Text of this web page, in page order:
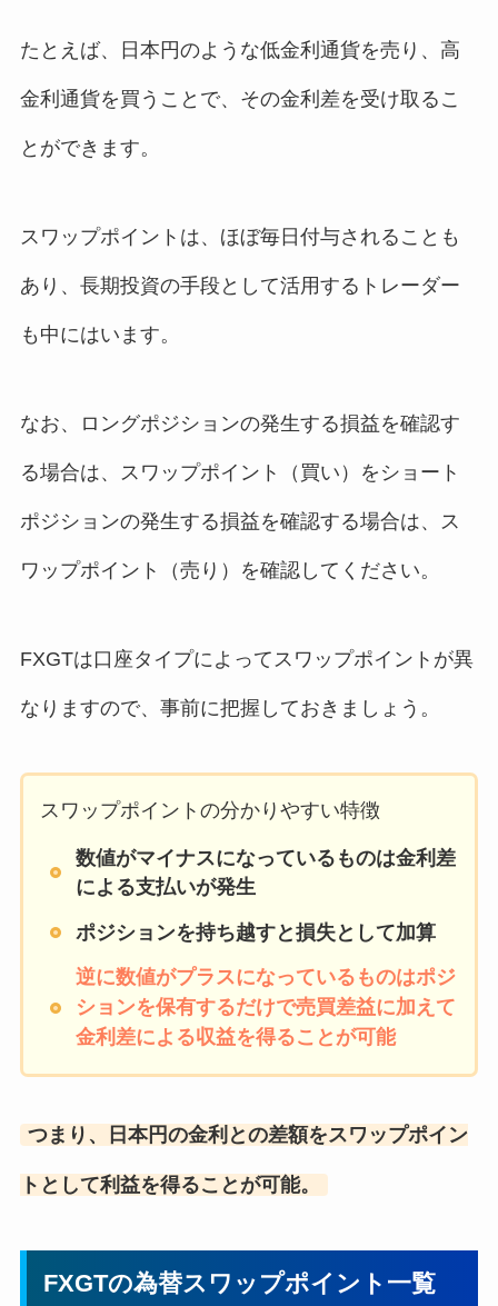
たとえば、日本円のような低金利通貨を売り、高
金利通貨を買うことで、その金利差を受け取るこ
とができます。
スワップポイントは、ほぼ毎日付与されることも
あり、長期投資の手段として活用するトレーダー
も中にはいます。
なお、ロングポジションの発生する損益を確認す
る場合は、スワップポイント（買い）をショート
ポジションの発生する損益を確認する場合は、ス
ワップポイント（売り）を確認してください。
FXGTは口座タイプによってスワップポイントが異
なりますので、事前に把握しておきましょう。
スワップポイントの分かりやすい特徴
数値がマイナスになっているものは金利差
による支払いが発生
ポジションを持ち越すと損失として加算
逆に数値がプラスになっているものはポジ
ションを保有するだけで売買差益に加えて
金利差による収益を得ることが可能
つまり、日本円の金利との差額をスワップポイン
トとして利益を得ることが可能。
FXGTの為替スワップポイント一覧